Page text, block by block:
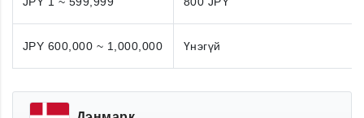
JPY 600,000 ~ 1,000,000 Үнэгүй